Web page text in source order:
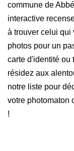
commune de
interactive
à trouver celui qui
photos pour un
carte d'identité ou
résidez aux
notre liste pour
votre photomaton
!